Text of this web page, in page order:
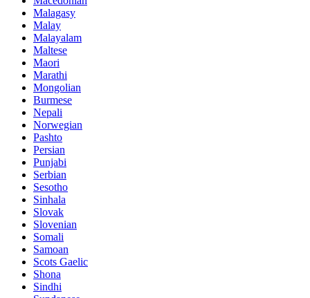
Malagasy
Malay
Malayalam
Maltese
Maori
Marathi
Mongolian
Burmese
Nepali
Norwegian
Pashto
Persian
Punjabi
Serbian
Sesotho
Sinhala
Slovak
Slovenian
Somali
Samoan
Scots Gaelic
Shona
Sindhi